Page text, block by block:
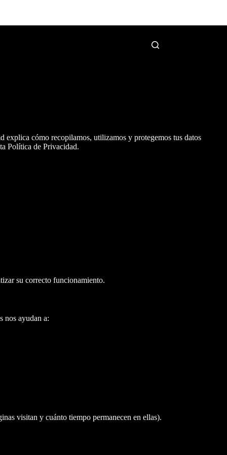
explica cómo recopilamos, utilizamos y protegemos tus datos
Política de Privacidad.
su correcto funcionamiento.
nos ayudan a:
visitan y cuánto tiempo permanecen en ellas).